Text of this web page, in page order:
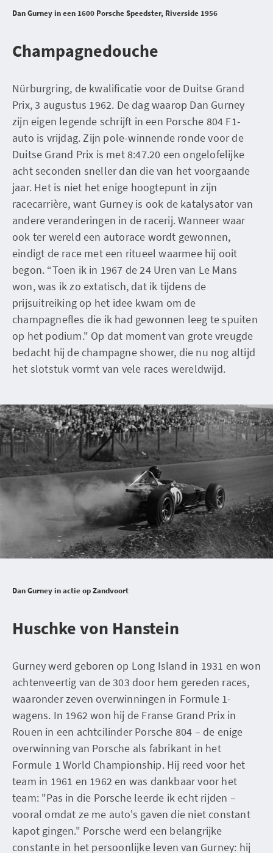
Dan Gurney in een 1600 Porsche Speedster, Riverside 1956
Champagnedouche
Nürburgring, de kwalificatie voor de Duitse Grand
Prix, 3 augustus 1962. De dag waarop Dan Gurney
zijn eigen legende schrijft in een Porsche 804 F1-
auto is vrijdag. Zijn pole-winnende ronde voor de
Duitse Grand Prix is met 8:47.20 een ongelofelijke
acht seconden sneller dan die van het voorgaande
jaar. Het is niet het enige hoogtepunt in zijn
racecarrière, want Gurney is ook de katalysator van
andere veranderingen in de racerij. Wanneer waar
ook ter wereld een autorace wordt gewonnen,
eindigt de race met een ritueel waarmee hij ooit
begon. “Toen ik in 1967 de 24 Uren van Le Mans
won, was ik zo extatisch, dat ik tijdens de
prijsuitreiking op het idee kwam om de
champagnefles die ik had gewonnen leeg te spuiten
op het podium." Op dat moment van grote vreugde
bedacht hij de champagne shower, die nu nog altijd
het slotstuk vormt van vele races wereldwijd.
Dan Gurney in actie op Zandvoort
Huschke von Hanstein
Gurney werd geboren op Long Island in 1931 en won
achtenveertig van de 303 door hem gereden races,
waaronder zeven overwinningen in Formule 1-
wagens. In 1962 won hij de Franse Grand Prix in
Rouen in een achtcilinder Porsche 804 – de enige
overwinning van Porsche als fabrikant in het
Formule 1 World Championship. Hij reed voor het
team in 1961 en 1962 en was dankbaar voor het
team: "Pas in die Porsche leerde ik echt rijden –
vooral omdat ze me auto's gaven die niet constant
kapot gingen." Porsche werd een belangrijke
constante in het persoonlijke leven van Gurney: hij